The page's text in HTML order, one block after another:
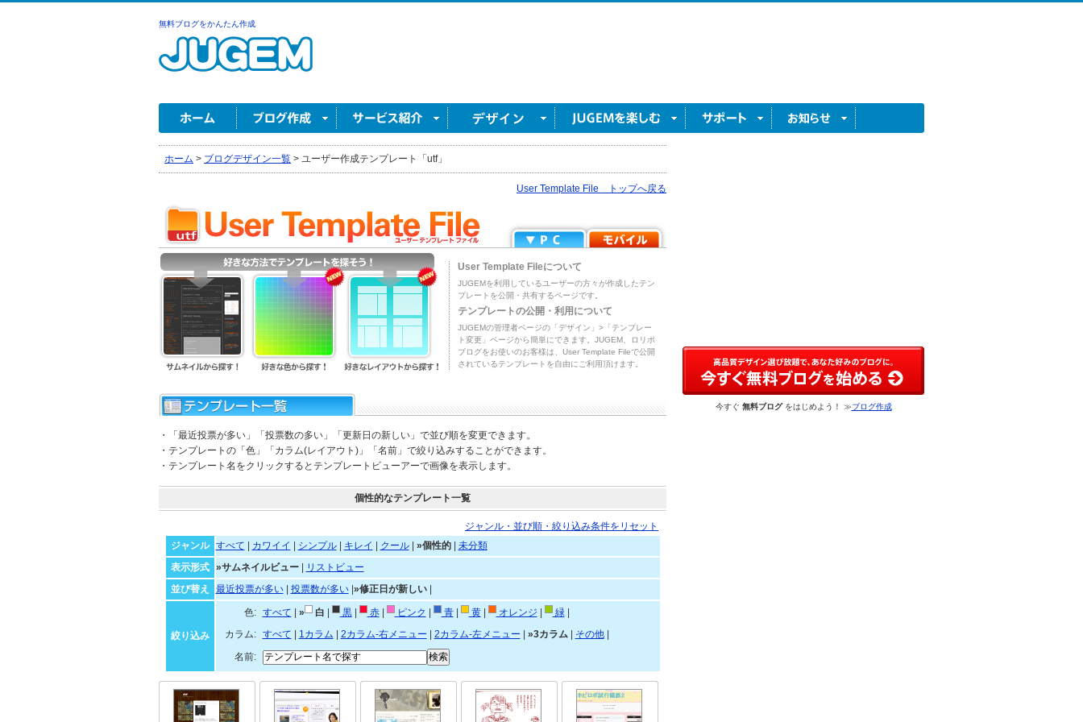
無料ブログをかんたん作成
ホーム > ブログデザイン一覧 > ユーザー作成テンプレート「utf」
User Template File トップへ戻る
User Template Fileについて
JUGEMを利用しているユーザーの方々が作成したテン
プレートを公開・共有するページです。
テンプレートの公開・利用について
JUGEMの管理者ページの「デザイン」>「テンプレー
ト変更」ページから簡単にできます。JUGEM、ロリポ
ブログをお使いのお客様は、User Template Fileで公開
されているテンプレートを自由にご利用頂けます。
・「最近投票が多い」「投票数の多い」「更新日の新しい」で並び順を変更できます。
・テンプレートの「色」「カラム(レイアウト)」「名前」で絞り込みすることができます。
・テンプレート名をクリックするとテンプレートビューアーで画像を表示します。
個性的なテンプレート一覧
ジャンル・並び順・絞り込み条件をリセット
ジャンル
すべて カワイイ シンプル| キレイ クール| »個性的| 未分類
表示形式
»サムネイルビュー|
リストビュー
並び替え
最近投票が多い| 投票数が多い| »修正日が新しい|
絞り込み
色: すべて » 白 黒| 赤| ピンク 青| 黄| オレンジ 緑|
カラム:
すべて 1カラム 2カラム-右メニュー 2カラム-左メニュー »3カラム| その他|
名前:
今すぐ 無料ブログをはじめよう！ ≫ブログ作成